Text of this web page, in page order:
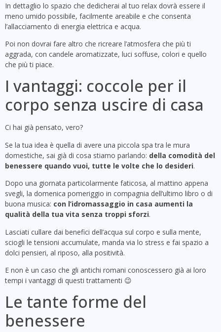
In dettaglio lo spazio che dedicherai al tuo relax dovrà essere il
meno umido possibile, facilmente areabile e che consenta
l’allacciamento di energia elettrica e acqua.
Poi non dovrai fare altro che ricreare l’atmosfera che più ti
aggrada, con candele aromatizzate, luci soffuse, colori e quello
che più ti piace.
I vantaggi: coccole per il
corpo senza uscire di casa
Ci hai già pensato, vero?
Se la tua idea è quella di avere una piccola spa tra le mura
domestiche, sai già di cosa stiamo parlando: della comodità del
benessere quando vuoi, tutte le volte che lo desideri.
Dopo una giornata particolarmente faticosa, al mattino appena
svegli, la domenica pomeriggio in compagnia dell’ultimo libro o di
buona musica: con l’idromassaggio in casa aumenti la
qualità della tua vita senza troppi sforzi.
Lasciati cullare dai benefici dell’acqua sul corpo e sulla mente,
sciogli le tensioni accumulate, manda via lo stress e fai spazio a
dolci pensieri, al riposo, alla positività.
E non è un caso che gli antichi romani conoscessero già ai loro
tempi i vantaggi di questi trattamenti 😉
Le tante forme del
benessere